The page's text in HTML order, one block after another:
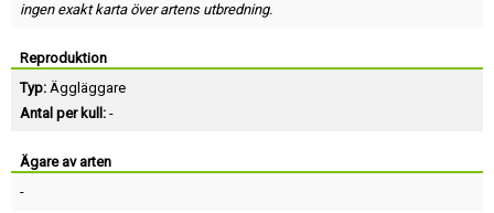
ingen exakt karta över artens utbredning.
Reproduktion
Typ: Äggläggare
Antal per kull: -
Ägare av arten
-